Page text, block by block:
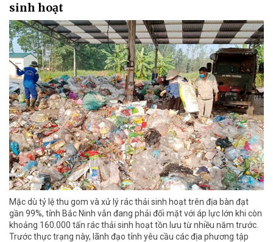
sinh hoạt
Mặc dù tỷ lệ thu gom và xử lý rác thải sinh hoạt trên địa bàn đạt
gần 99%, tỉnh Bắc Ninh vẫn đang phải đối mặt với áp lực lớn khi còn
khoảng 160.000 tấn rác thải sinh hoạt tồn lưu từ nhiều năm trước.
Trước thực trạng này, lãnh đạo tỉnh yêu cầu các địa phương tập